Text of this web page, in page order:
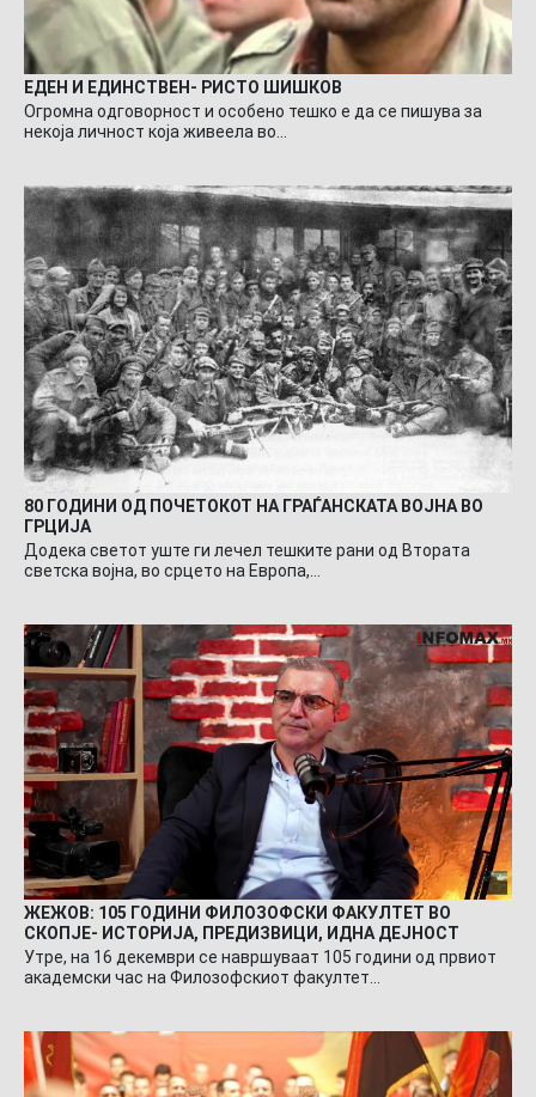
ЕДЕН И ЕДИНСТВЕН- РИСТО ШИШКОВ
Огромна одговорност и особено тешко е да се пишува за
некоја личност која живеела во…
80 ГОДИНИ ОД ПОЧЕТОКОТ НА ГРАЃАНСКАТА ВОЈНА ВО
ГРЦИЈА
Додека светот уште ги лечел тешките рани од Втората
светска војна, во срцето на Европа,…
ЖЕЖОВ: 105 ГОДИНИ ФИЛОЗОФСКИ ФАКУЛТЕТ ВО
СКОПЈЕ- ИСТОРИЈА, ПРЕДИЗВИЦИ, ИДНА ДЕЈНОСТ
Утре, на 16 декември се навршуваат 105 години од првиот
академски час на Филозофскиот факултет…